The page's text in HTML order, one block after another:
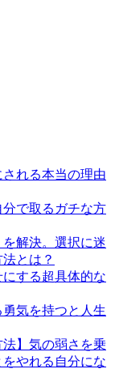
れる本当の理由
分で取るガチな方
解決。選択に迷
とは？
にする超具体的な
勇気を持つと人生
法】気の弱さを乗
やれる自分にな